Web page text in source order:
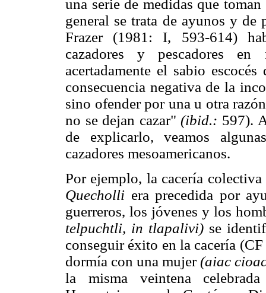
una serie de medidas que
general se trata de ayunos y de
Frazer (1981: I, 593-614)
cazadores y pescadores en
acertadamente el sabio
consecuencia negativa de la
sino ofender por una u otra
no se dejan cazar"(ibid.: 597).
de explicarlo, veamos
cazadores mesoamericanos.
Por ejemplo, la cacería
Quecholli era precedida por
guerreros, los jóvenes y los
telpuchtli, in tlapalivi) se
conseguir éxito en la cacería
dormía con una mujer(aiac
la misma veintena